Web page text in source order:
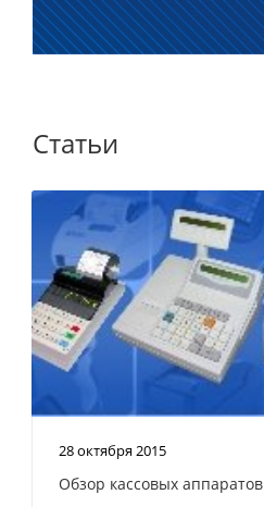
Статьи
28 октября 2015
Обзор кассовых аппаратов